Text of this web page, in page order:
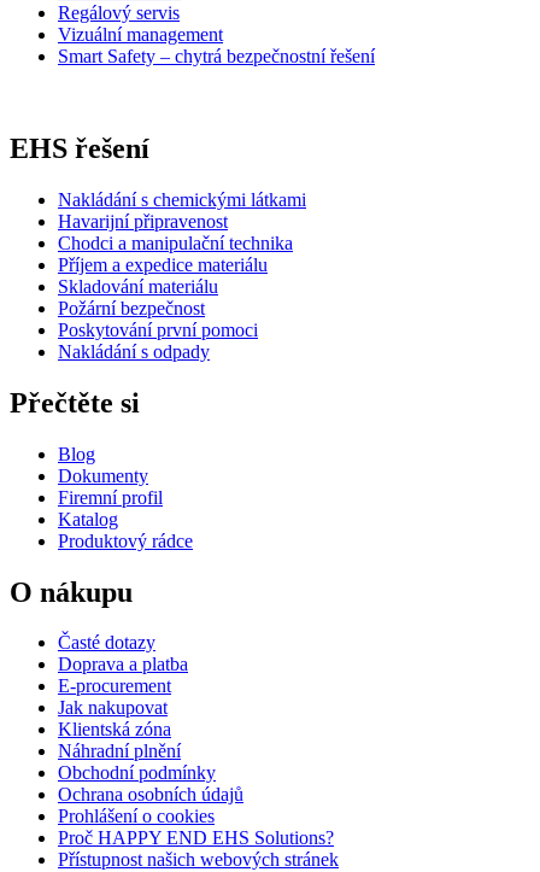
Regálový servis
Vizuální management
Smart Safety – chytrá bezpečnostní řešení
EHS řešení
Nakládání s chemickými látkami
Havarijní připravenost
Chodci a manipulační technika
Příjem a expedice materiálu
Skladování materiálu
Požární bezpečnost
Poskytování první pomoci
Nakládání s odpady
Přečtěte si
Blog
Dokumenty
Firemní profil
Katalog
Produktový rádce
O nákupu
Časté dotazy
Doprava a platba
E-procurement
Jak nakupovat
Klientská zóna
Náhradní plnění
Obchodní podmínky
Ochrana osobních údajů
Prohlášení o cookies
Proč HAPPY END EHS Solutions?
Přístupnost našich webových stránek